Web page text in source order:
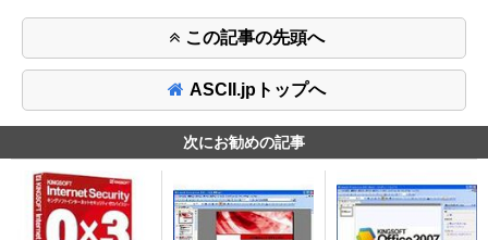
この記事の先頭へ
ASCII.jpトップへ
次にお勧めの記事